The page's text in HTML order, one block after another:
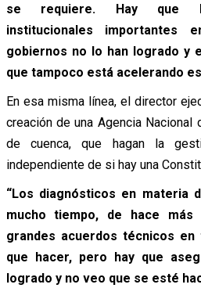
se requiere. Hay que
institucionales
gobiernos no lo han logrado y
que tampoco está acelerando
En esa misma línea, el director
creación de una Agencia Nacional
de cuenca, que hagan la
independiente de si hay una
“Los diagnósticos en materia
mucho tiempo, de hace
grandes acuerdos técnicos
que hacer, pero hay que
logrado y no veo que se esté